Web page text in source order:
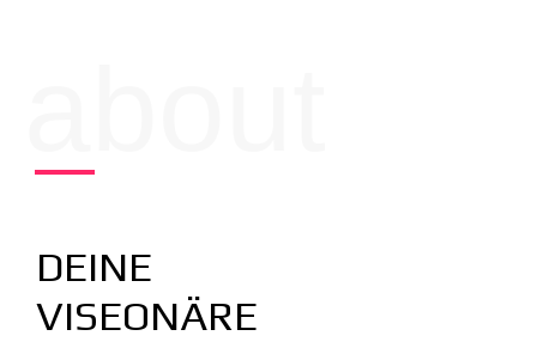
DEINE
VISEONÄRE